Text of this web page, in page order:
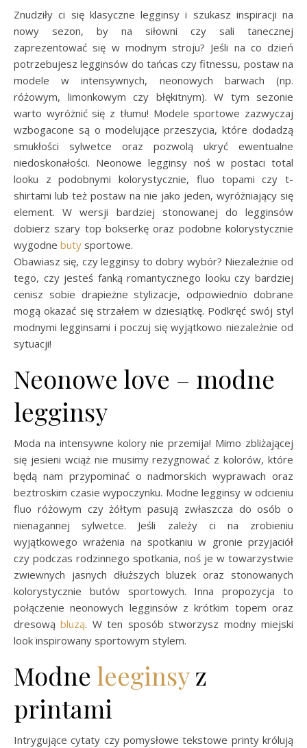
Znudziły ci się klasyczne legginsy i szukasz inspiracji na
nowy sezon, by na siłowni czy sali tanecznej
zaprezentować się w modnym stroju? Jeśli na co dzień
potrzebujesz legginsów do tańcas czy fitnessu, postaw na
modele w intensywnych, neonowych barwach (np.
różowym, limonkowym czy błękitnym). W tym sezonie
warto wyróżnić się z tłumu! Modele sportowe zazwyczaj
wzbogacone są o modelujące przeszycia, które dodadzą
smukłości sylwetce oraz pozwolą ukryć ewentualne
niedoskonałości. Neonowe legginsy noś w postaci total
looku z podobnymi kolorystycznie, fluo topami czy t-
shirtami lub też postaw na nie jako jeden, wyróżniający się
element. W wersji bardziej stonowanej do legginsów
dobierz szary top bokserkę oraz podobne kolorystycznie
wygodne buty sportowe.
Obawiasz się, czy legginsy to dobry wybór? Niezależnie od
tego, czy jesteś fanką romantycznego looku czy bardziej
cenisz sobie drapieżne stylizacje, odpowiednio dobrane
mogą okazać się strzałem w dziesiątkę. Podkręć swój styl
modnymi legginsami i poczuj się wyjątkowo niezależnie od
sytuacji!
Neonowe love – modne
legginsy
Moda na intensywne kolory nie przemija! Mimo zbliżającej
się jesieni wciąż nie musimy rezygnować z kolorów, które
będą nam przypominać o nadmorskich wyprawach oraz
beztroskim czasie wypoczynku. Modne legginsy w odcieniu
fluo różowym czy żółtym pasują zwłaszcza do osób o
nienagannej sylwetce. Jeśli zależy ci na zrobieniu
wyjątkowego wrażenia na spotkaniu w gronie przyjaciół
czy podczas rodzinnego spotkania, noś je w towarzystwie
zwiewnych jasnych dłuższych bluzek oraz stonowanych
kolorystycznie butów sportowych. Inna propozycja to
połączenie neonowych legginsów z krótkim topem oraz
dresowąbluzą. W ten sposób stworzysz modny miejski
look inspirowany sportowym stylem.
Modne leeginsyz
printami
Intrygujące cytaty czy pomysłowe tekstowe printy królują